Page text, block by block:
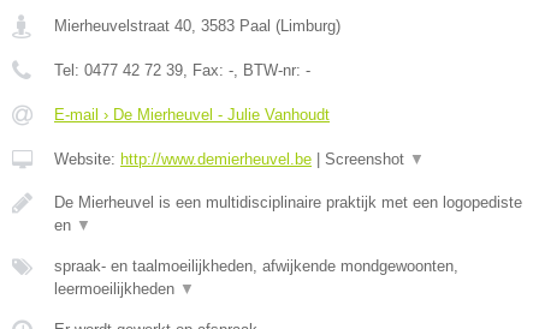
Mierheuvelstraat 40, 3583 Paal (Limburg)
Tel: 0477 42 72 39, Fax: -, BTW-nr: -
E-mail › De Mierheuvel - Julie Vanhoudt
Website: http://www.demierheuvel.be Screenshot ▼
De Mierheuvel is een multidisciplinaire praktijk met een logopediste
en ▼
spraak- en taalmoeilijkheden, afwijkende mondgewoonten,
leermoeilijkheden ▼